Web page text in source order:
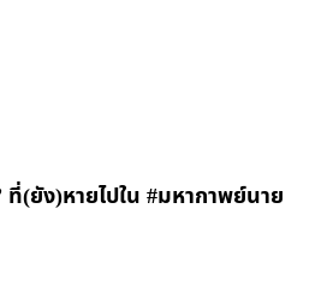
(ยัง)หายไปใน #มหากาพย์นาย